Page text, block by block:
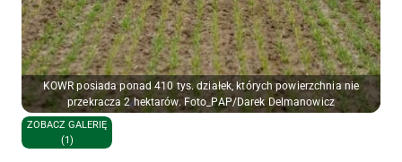
KOWR posiada ponad 410 tys. działek, których powierzchnia nie
przekracza 2 hektarów. Foto_PAP/Darek Delmanowicz
ZOBACZ GALERIĘ
(1)